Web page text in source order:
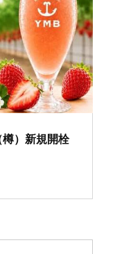
樽）新規開栓